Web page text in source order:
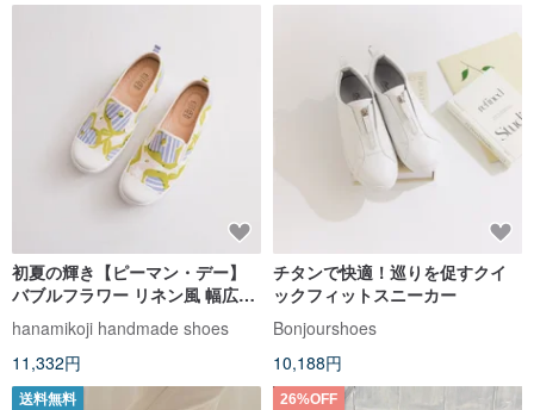
初夏の輝き【ピーマン・デー】
バブルフラワー リネン風 幅広足
に優しい
hanamikoji handmade shoes
11,332円
チタンで快適！巡りを促すクイ
ックフィットスニーカー
Bonjourshoes
10,188円
送料無料 26%OFF